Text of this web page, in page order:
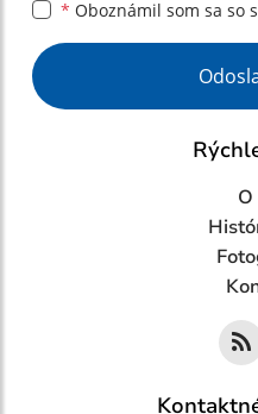
* Oboznámil som sa so
Google reCaptcha